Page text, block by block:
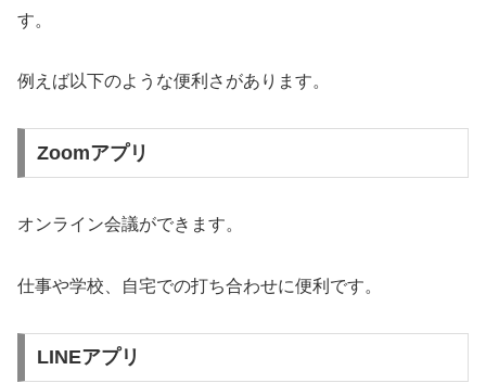
す。
例えば以下のような便利さがあります。
Zoomアプリ
オンライン会議ができます。
仕事や学校、自宅での打ち合わせに便利です。
LINEアプリ